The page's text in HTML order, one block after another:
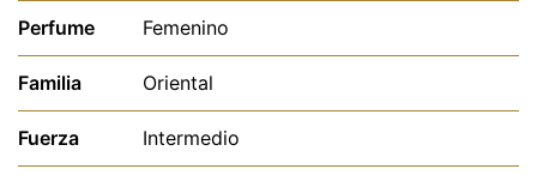
Perfume Femenino
Familia Oriental
Fuerza Intermedio